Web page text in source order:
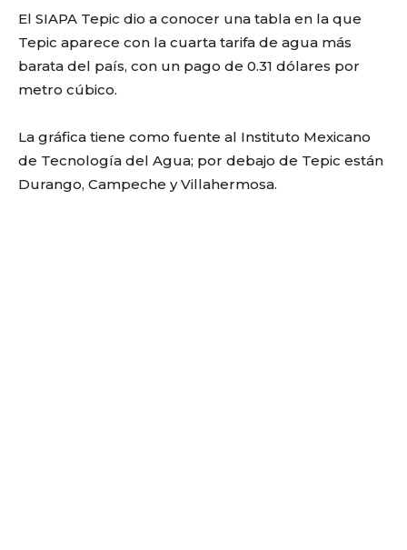
El SIAPA Tepic dio a conocer una tabla en la que
Tepic aparece con la cuarta tarifa de agua más
barata del país, con un pago de 0.31 dólares por
metro cúbico.
La gráfica tiene como fuente al Instituto Mexicano
de Tecnología del Agua; por debajo de Tepic están
Durango, Campeche y Villahermosa.